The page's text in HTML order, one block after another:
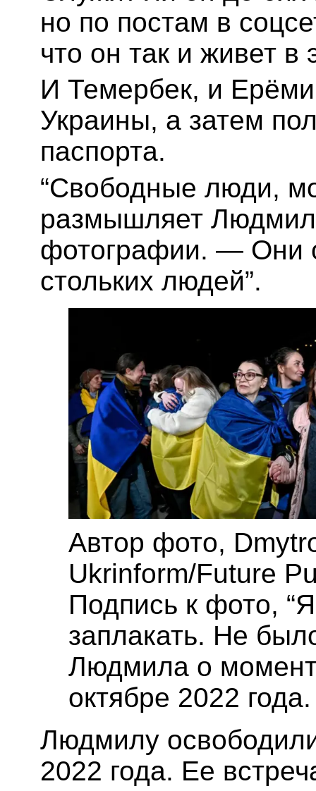
но по постам в
что он так и живет в
И Темербек, и
Украины, а затем
паспорта.
“Свободные люди,
размышляет
фотографии. — Они
стольких людей”.
Автор фото,
Ukrinform/Future
Подпись к фото,
заплакать. Не
Людмила о
октябре 2022 года.
Людмилу
2022 года. Ее